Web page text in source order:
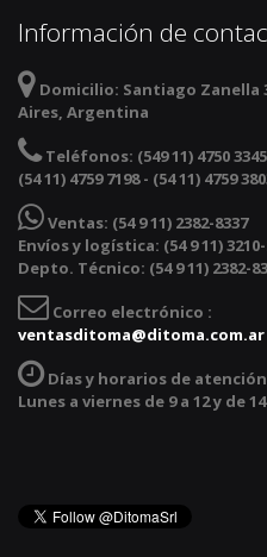
Información de
Domicilio: Santiago Zanella
Aires, Argentina
Teléfonos: (549 11) 4750 3345
(54 11) 4759 7198 - (54 11) 4759
Ventas: (54 9 11) 2382-8337
Envíos y logística: (54 9 11) 3210-
Depto. Técnico: (54 9 11) 2382-
Correo electrónico :
ventasditoma@ditoma.com.ar
Días y horarios de
Lunes a viernes de 9 a 12 y de